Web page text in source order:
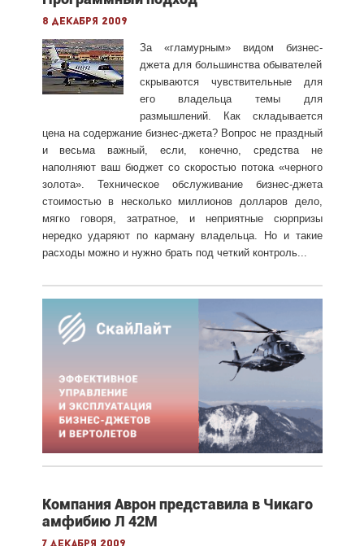
8 декабря 2009
За «гламурным» видом бизнес-
джета для большинства обывателей
скрываются чувствительные для
его владельца темы для
размышлений. Как складывается
цена на содержание бизнес-джета? Вопрос не праздный
и весьма важный, если, конечно, средства не
наполняют ваш бюджет со скоростью потока «черного
золота». Техническое обслуживание бизнес-джета
стоимостью в несколько миллионов долларов дело,
мягко говоря, затратное, и неприятные сюрпризы
нередко ударяют по карману владельца. Но и такие
расходы можно и нужно брать под четкий контроль...
Компания Аврон представила в Чикаго
амфибию Л 42М